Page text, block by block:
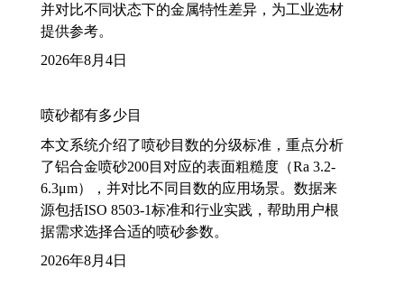
并对比不同状态下的金属特性差异，为工业选材
提供参考。
2026年8月4日
喷砂都有多少目
本文系统介绍了喷砂目数的分级标准，重点分析
了铝合金喷砂200目对应的表面粗糙度（Ra 3.2-
6.3μm），并对比不同目数的应用场景。数据来
源包括ISO 8503-1标准和行业实践，帮助用户根
据需求选择合适的喷砂参数。
2026年8月4日